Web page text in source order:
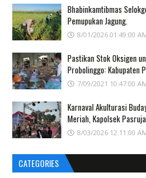
Bhabinkamtibmas
Pemupukan Jagung.
8/01/2026 01:49:00
Pastikan Stok Oksigen
Probolinggo: Kabupaten
7/09/2021 10:47:00
Karnaval Akulturasi
Meriah, Kapolsek
8/03/2026 12:11:00
CATEGORIES